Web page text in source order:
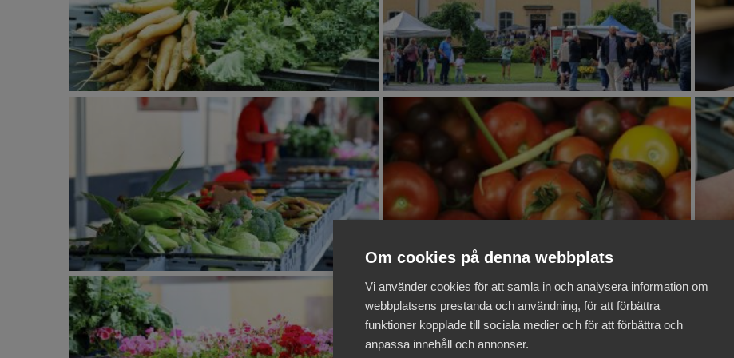
Om cookies på denna webbplats
Vi använder cookies för att samla in och analysera information om
webbplatsens prestanda och användning, för att förbättra
funktioner kopplade till sociala medier och för att förbättra och
anpassa innehåll och annonser.